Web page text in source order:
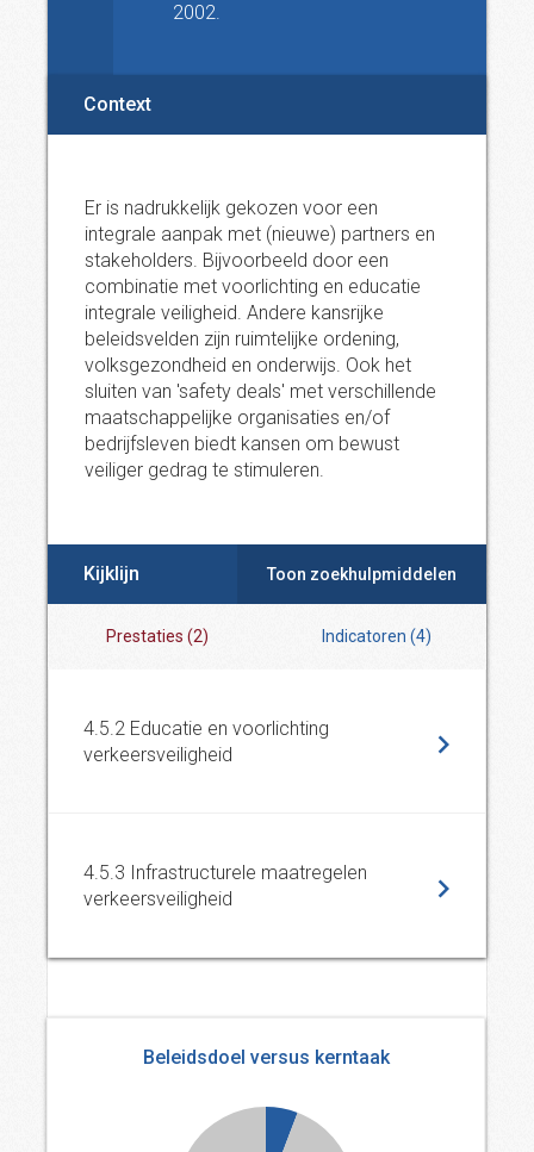
2002.
Context
Er is nadrukkelijk gekozen voor een
integrale aanpak met (nieuwe) partners en
stakeholders. Bijvoorbeeld door een
combinatie met voorlichting en educatie
integrale veiligheid. Andere kansrijke
beleidsvelden zijn ruimtelijke ordening,
volksgezondheid en onderwijs. Ook het
sluiten van 'safety deals' met verschillende
maatschappelijke organisaties en/of
bedrijfsleven biedt kansen om bewust
veiliger gedrag te stimuleren.
Kijklijn Toon zoekhulpmiddelen
Prestaties (2) Indicatoren (4)
4.5.2 Educatie en voorlichting
verkeersveiligheid
4.5.3 Infrastructurele maatregelen
verkeersveiligheid
Beleidsdoel versus kerntaak